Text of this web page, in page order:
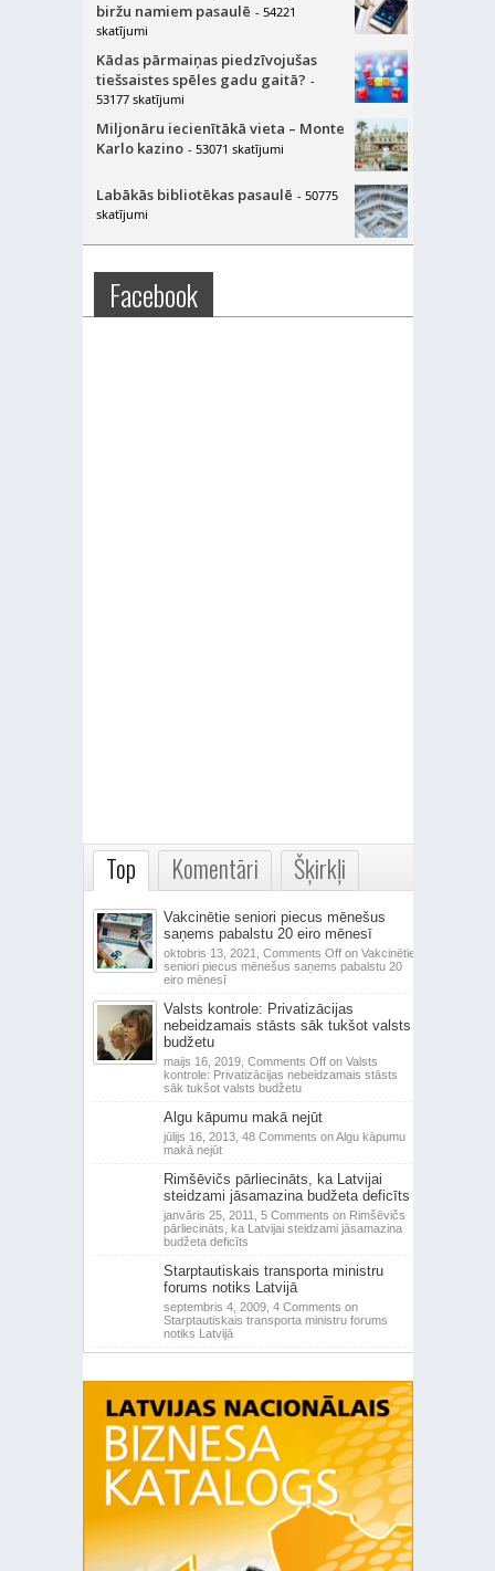
biržu namiem pasaulē - 54221
skatījumi
Kādas pārmaiņas piedzīvojušas
tiešsaistes spēles gadu gaitā? -
53177 skatījumi
Miljonāru iecienītākā vieta – Monte
Karlo kazino - 53071 skatījumi
Labākās bibliotēkas pasaulē - 50775
skatījumi
Facebook
Top Komentāri Šķirkļi
Vakcinētie seniori piecus mēnešus
saņems pabalstu 20 eiro mēnesī
oktobris 13, 2021, Comments Offon Vakcinētie
seniori piecus mēnešus saņems pabalstu 20
eiro mēnesī
Valsts kontrole: Privatizācijas
nebeidzamais stāsts sāk tukšot valsts
budžetu
maijs 16, 2019, Comments Offon Valsts
kontrole: Privatizācijas nebeidzamais stāsts
sāk tukšot valsts budžetu
Algu kāpumu makā nejūt
jūlijs 16, 2013, 48 Comments on Algu kāpumu
makā nejūt
Rimšēvičs pārliecināts, ka Latvijai
steidzami jāsamazina budžeta deficīts
janvāris 25, 2011, 5 Comments on Rimšēvičs
pārliecināts, ka Latvijai steidzami jāsamazina
budžeta deficīts
Starptautiskais transporta ministru
forums notiks Latvijā
septembris 4, 2009, 4 Comments on
Starptautiskais transporta ministru forums
notiks Latvijā